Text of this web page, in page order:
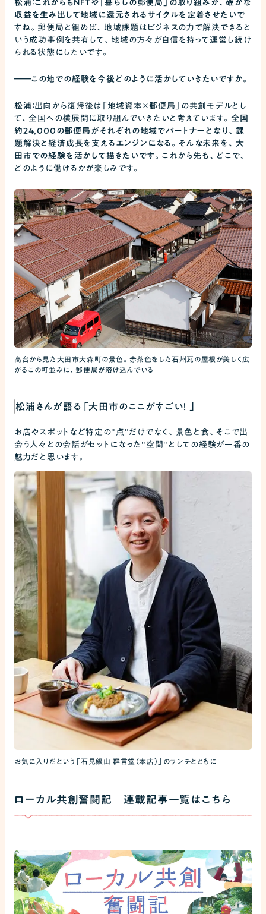
松浦：これからもNFTや「暮らしの郵便局」の取り組みが、確かな
収益を生み出して地域に還元されるサイクルを定着させたいで
すね。郵便局と組めば、地域課題はビジネスの力で解決できると
いう成功事例を共有して、地域の方々が自信を持って運営し続け
られる状態にしたいです。
――この地での経験を今後どのように活かしていきたいですか。
松浦：出向から復帰後は「地域資本×郵便局」の共創モデルとし
て、全国への横展開に取り組んでいきたいと考えています。 全国
約24,000の郵便局がそれぞれの地域でパートナーとなり、課
題解決と経済成長を支えるエンジンになる。そんな未来を、大
田市での経験を活かして描きたいです。 これから先も、どこで、
どのように働けるかが楽しみです。
高台から見た大田市大森町の景色。赤茶色をした石州瓦の屋根が美しく広
がるこの町並みに、郵便局が溶け込んでいる
松浦さんが語る「大田市のここがすごい！ 」
お店やスポットなど特定の"点"だけでなく、景色と食、そこで出
会う人々との会話がセットになった"空間"としての経験が一番の
魅力だと思います。
お気に入りだという「石見銀山 群言堂（本店）」のランチとともに
ローカル共創奮闘記 連載記事一覧はこちら